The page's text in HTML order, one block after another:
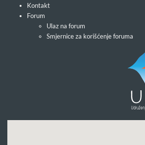
Kontakt
Forum
Ulaz na forum
Smjernice za korišćenje foruma